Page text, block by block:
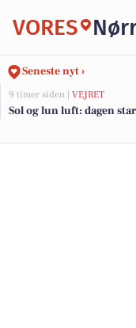
VORES
Seneste nyt ›
9 timer siden | VEJRET
Sol og lun luft: dagen